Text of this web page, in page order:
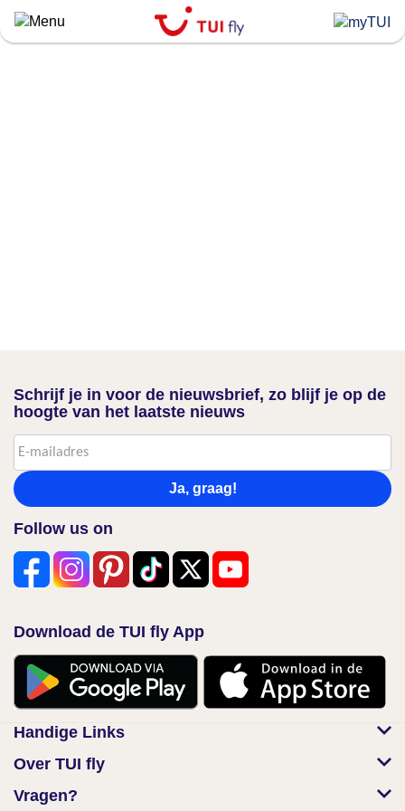
Skip
to
Schrijf je in voor de nieuwsbrief, zo blijf je op de
hoogte van het laatste nieuws
Ja, graag!
Follow us on
Download de TUI fly App
Handige Links
Over TUI fly
Vragen?